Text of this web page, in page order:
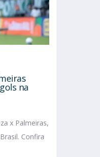
na
x Palmeiras,
Confira